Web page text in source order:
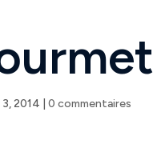
3, 2014 |0 commentaires